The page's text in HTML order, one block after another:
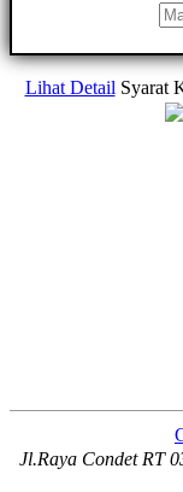
Lihat Detail Syarat
Jl.Raya Condet RT